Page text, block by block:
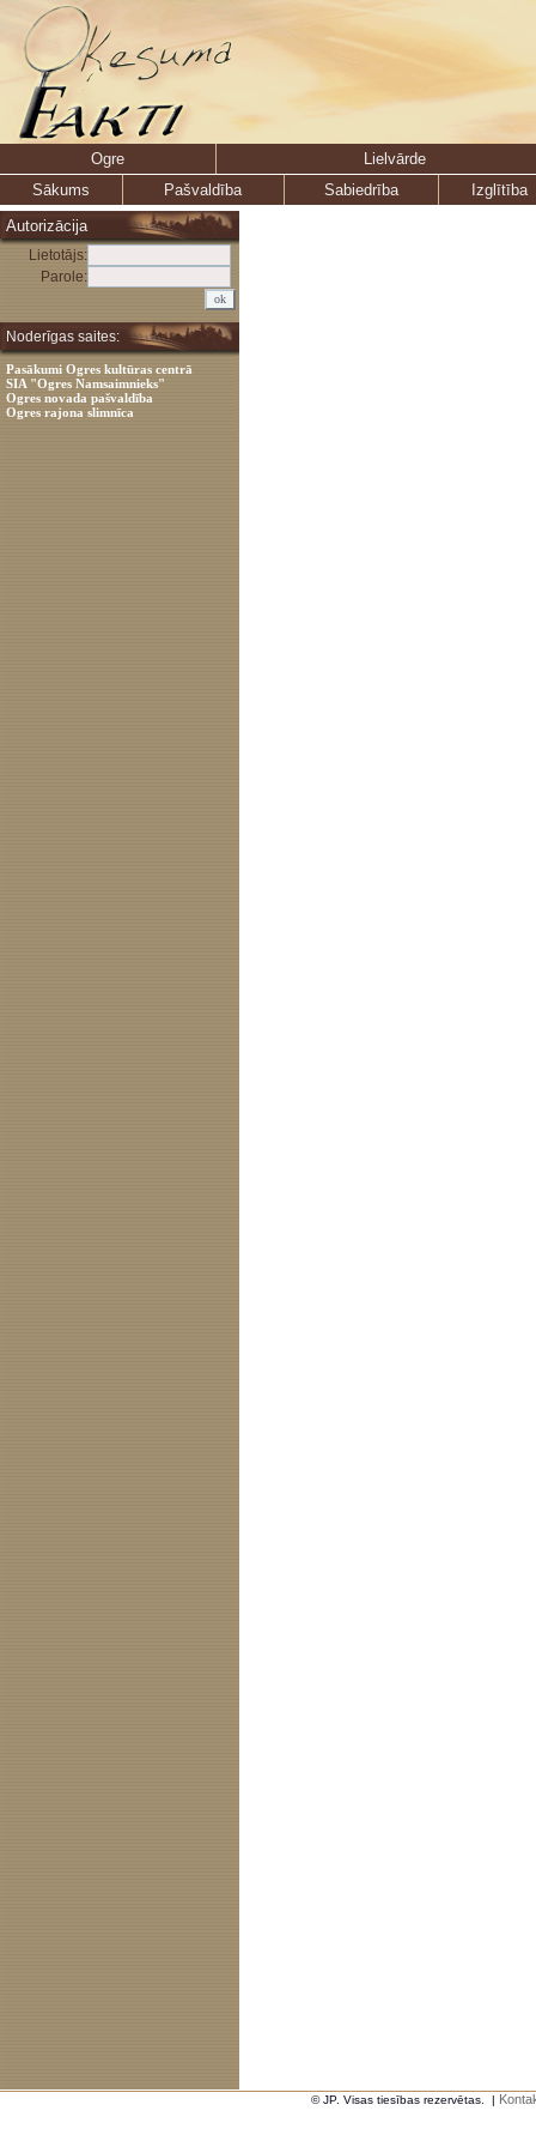
Ogre
Lielvārde
Sākums
Pašvaldība Sabiedrība
Izglītība
Autorizācija
Lietotājs:
Parole:
Noderīgas saites:
Pasākumi Ogres kultūras centrā
SIA "Ogres Namsaimnieks"
Ogres novada pašvaldība
Ogres rajona slimnīca
© JP. Visas tiesības rezervētas. |